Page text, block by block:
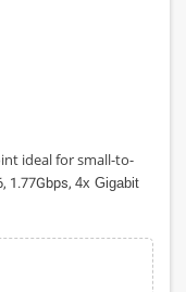
ideal for small-to-
1.77Gbps, 4x Gigabit